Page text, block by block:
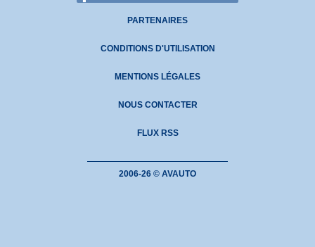
PARTENAIRES
CONDITIONS D'UTILISATION
MENTIONS LÉGALES
NOUS CONTACTER
FLUX RSS
2006-26 © AVAUTO